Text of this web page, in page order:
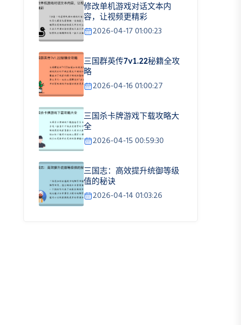
修改单机游戏对话文本内
容，让视频更精彩
2026-04-17 01:00:23
三国群英传7v1.22秘籍全攻
略
2026-04-16 01:00:27
三国杀卡牌游戏下载攻略大
全
2026-04-15 00:59:30
三国志：高效提升统御等级
值的秘诀
2026-04-14 01:03:26